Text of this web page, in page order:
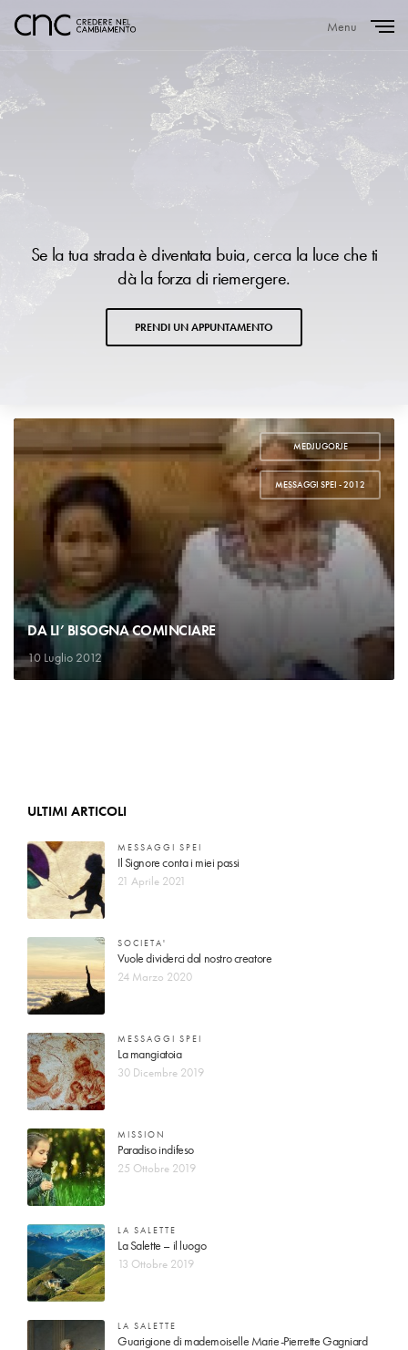
Menu
Se la tua strada è diventata buia, cerca la luce che ti
dà la forza di riemergere.
PRENDI UN APPUNTAMENTO
MEDJUGORJE
,
MESSAGGI SPEI - 2012
DA LI’ BISOGNA COMINCIARE
10 Luglio 2012
ULTIMI ARTICOLI
MESSAGGI SPEI
Il Signore conta i miei passi
21 Aprile 2021
SOCIETA'
Vuole dividerci dal nostro creatore
24 Marzo 2020
MESSAGGI SPEI
La mangiatoia
30 Dicembre 2019
MISSION
Paradiso indifeso
25 Ottobre 2019
LA SALETTE
La Salette – il luogo
13 Ottobre 2019
LA SALETTE
Guarigione di mademoiselle Marie-Pierrette Gagniard